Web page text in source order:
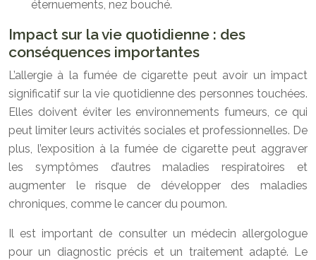
éternuements, nez bouché.
Impact sur la vie quotidienne : des
conséquences importantes
L’allergie à la fumée de cigarette peut avoir un impact
significatif sur la vie quotidienne des personnes touchées.
Elles doivent éviter les environnements fumeurs, ce qui
peut limiter leurs activités sociales et professionnelles. De
plus, l’exposition à la fumée de cigarette peut aggraver
les symptômes d’autres maladies respiratoires et
augmenter le risque de développer des maladies
chroniques, comme le cancer du poumon.
Il est important de consulter un médecin allergologue
pour un diagnostic précis et un traitement adapté. Le